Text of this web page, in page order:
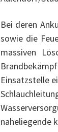
Bei deren
sowie die
massiven
Einsatzstelle
naheliegende